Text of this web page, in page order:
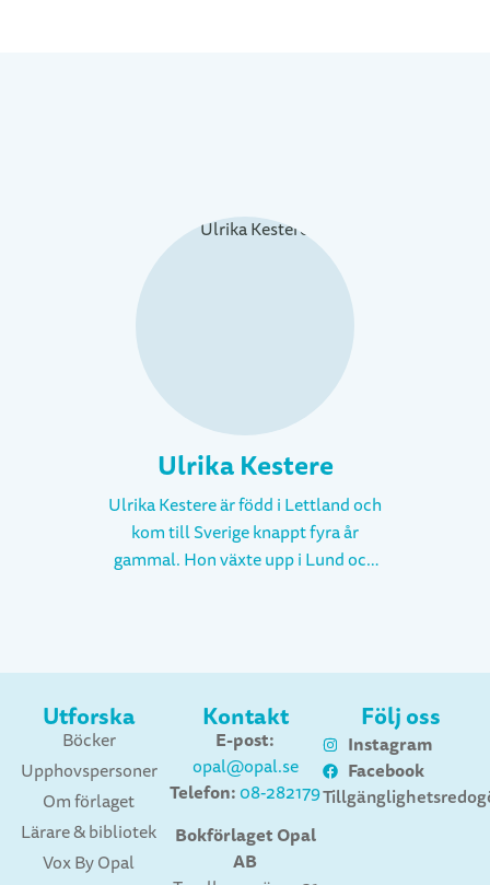
Ulrika Kestere
Ulrika Kestere är född i Lettland och
kom till Sverige knappt fyra år
gammal. Hon växte upp i Lund och
grafisk design i Malmö och
Efter sex års studier var hon inte
mycket klokare på vilket yrke hon
ville satsa på men började likaväl
jobba som formgivare på reklambyrå
medan hon klurade vidare på livet.
Ett par år senare var det dags att
Utforska
Böcker
Upphovspersoner
Om förlaget
Lärare & bibliotek
Vox By Opal
Kontakt
E-post:
opal@opal.se
Telefon:08-282179
Bokförlaget Opal
AB
Följ oss
Instagram
Facebook